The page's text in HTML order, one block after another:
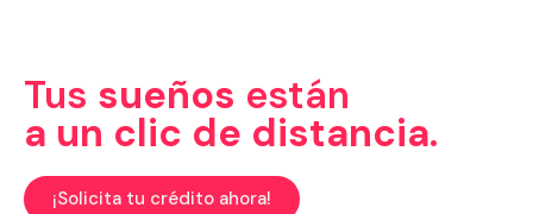
Tus sueños están
a un clic de distancia.
¡Solicita tu crédito ahora!